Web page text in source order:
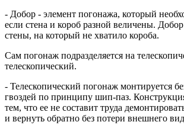
- Добор - элемент погонажа, который
если стена и короб разной величены. Добор
стены, на который не хватило короба.
Сам погонаж подразделяется на
телескопический.
- Телескопический погонаж монтируется
гвоздей по принципу шип-паз.
тем, что ее не составит труда
и вернуть обратно без потери внешнего